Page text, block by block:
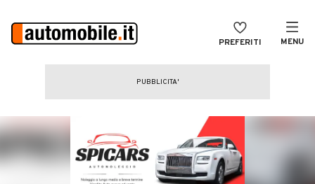
PREFERITI MENU
CERCA
Auto usate
Auto Km 0
Auto Nuove
MAGAZINE